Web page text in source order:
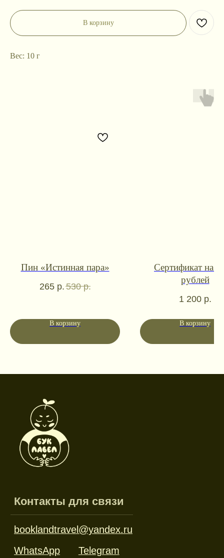
В корзину
Вес: 10 г
Пин «Истинная пара»
265 р.530 р.
В корзину
Сертификат на
рублей
1 200 р.
В корзину
Каталог
Новинки
Закладки
Стенды
Наборы
Ликвидация
Дневники и трекеры
Отрывные блоки
Гирлянды
Сб-вс: выходной
Социальные сети